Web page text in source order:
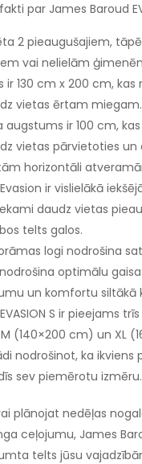
par James Baroud
2 pieaugušajiem,
vai nelielām
ir 130 cm x 200 cm, kas
vietas ērtam miegam.
ir 100 cm,
vietas pārvietoties un
horizontāli
ir vislielākā
daudz vietas
telts galos.
logi nodrošina
optimālu
un komfortu siltākā
S ir pieejams
(140×200 cm) un XL
nodrošinot, ka ikviens
sev piemērotu izmēru.
plānojat nedēļas
ceļojumu, James
telts jūsu